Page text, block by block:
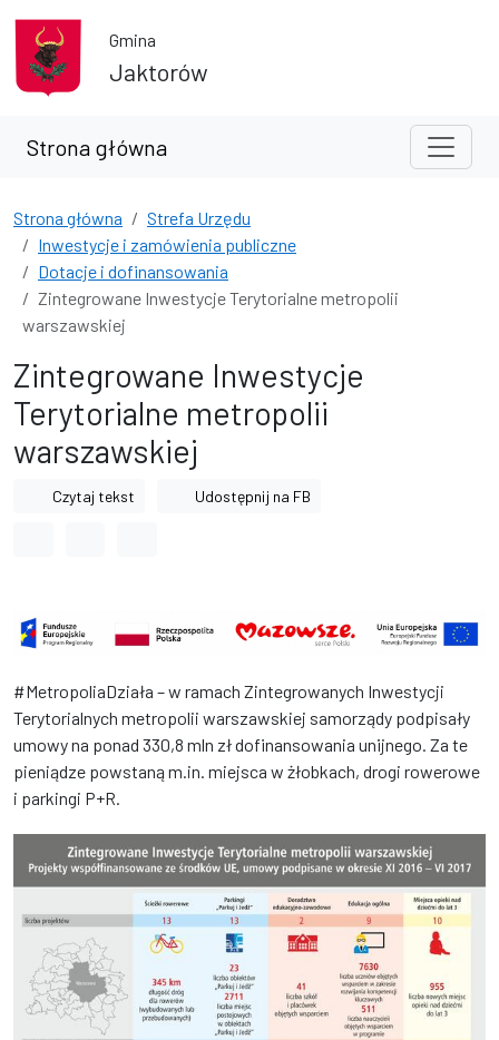
Gmina
Jaktorów
Strona główna
Strona główna
Strefa Urzędu
Inwestycje i zamówienia publiczne
Dotacje i dofinansowania
Zintegrowane Inwestycje Terytorialne metropolii
warszawskiej
Zintegrowane Inwestycje
Terytorialne metropolii
warszawskiej
Czytaj tekst Udostępnij na FB
#MetropoliaDziała – w ramach Zintegrowanych Inwestycji
Terytorialnych metropolii warszawskiej samorządy podpisały
umowy na ponad 330,8 mln zł dofinansowania unijnego. Za te
pieniądze powstaną m.in. miejsca w żłobkach, drogi rowerowe
i parkingi P+R.